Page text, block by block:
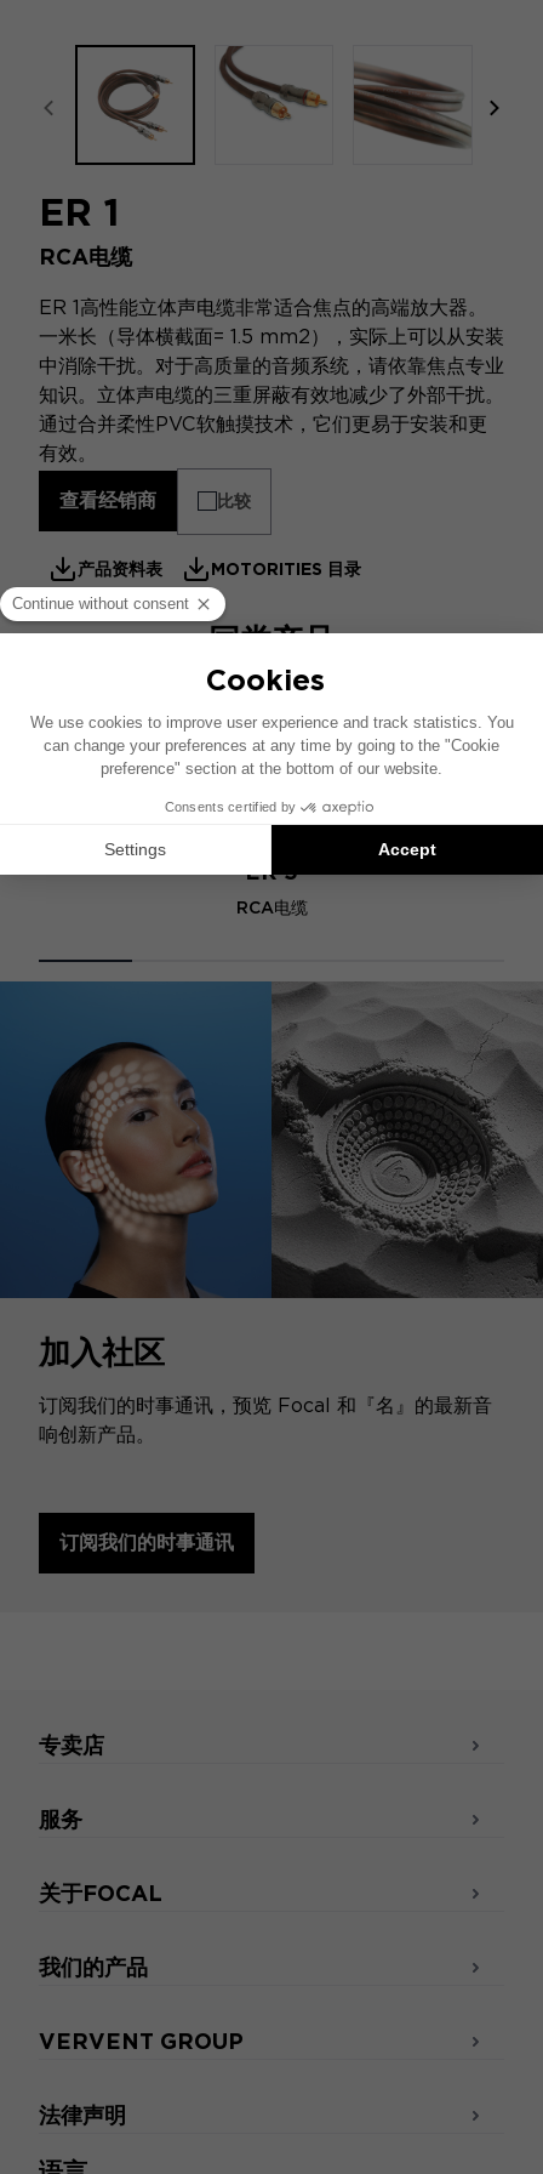
focal-naim-frontent::misc.prev_label
ER 1
RCA电缆
ER 1高性能立体声电缆非常适合焦点的高端放大器。
一米长（导体横截面= 1.5 mm2），实际上可以从安装
中消除干扰。对于高质量的音频系统，请依靠焦点专业
知识。立体声电缆的三重屏蔽有效地减少了外部干扰。
通过合并柔性PVC软触摸技术，它们更易于安装和更
有效。
查看经销商 比较
产品资料表 MOTORITIES 目录
同类产品
ER 5
RCA电缆
加入社区
订阅我们的时事通讯，预览 Focal 和『名』的最新音
响创新产品。
订阅我们的时事通讯
专卖店
服务
关于FOCAL
我们的产品
VERVENT GROUP
法律声明